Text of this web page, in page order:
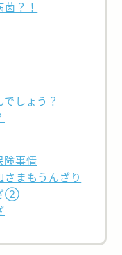
？！
でしょう？
険事情
まもうんざり
②